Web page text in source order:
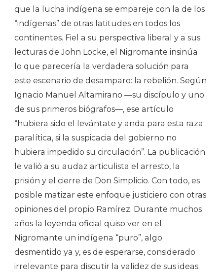
que la lucha indígena se empareje con la de los
“indígenas” de otras latitudes en todos los
continentes. Fiel a su perspectiva liberal y a sus
lecturas de John Locke, el Nigromante insinúa
lo que parecería la verdadera solución para
este escenario de desamparo: la rebelión. Según
Ignacio Manuel Altamirano —su discípulo y uno
de sus primeros biógrafos—, ese artículo
“hubiera sido el levántate y anda para esta raza
paralítica, si la suspicacia del gobierno no
hubiera impedido su circulación”. La publicación
le valió a su audaz articulista el arresto, la
prisión y el cierre de Don Simplicio. Con todo, es
posible matizar este enfoque justiciero con otras
opiniones del propio Ramírez. Durante muchos
años la leyenda oficial quiso ver en el
Nigromante un indígena “puro”, algo
desmentido ya y, es de esperarse, considerado
irrelevante para discutir la validez de sus ideas.